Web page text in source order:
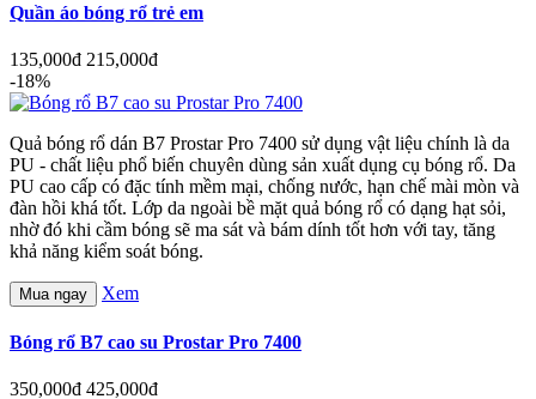
Quần áo bóng rổ trẻ em
135,000đ 215,000đ
-18%
Quả bóng rổ dán B7 Prostar Pro 7400 sử dụng vật liệu chính là da
PU - chất liệu phổ biến chuyên dùng sản xuất dụng cụ bóng rổ. Da
PU cao cấp có đặc tính mềm mại, chống nước, hạn chế mài mòn và
đàn hồi khá tốt. Lớp da ngoài bề mặt quả bóng rổ có dạng hạt sỏi,
nhờ đó khi cầm bóng sẽ ma sát và bám dính tốt hơn với tay, tăng
khả năng kiểm soát bóng.
Mua ngay Xem
Bóng rổ B7 cao su Prostar Pro 7400
350,000đ 425,000đ